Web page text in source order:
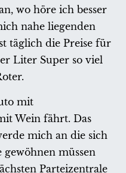
wo höre ich besser
nahe liegenden
täglich die Preise für
Liter Super so viel
mit
Wein fährt. Das
mich an die sich
gewöhnen müssen
Parteizentrale